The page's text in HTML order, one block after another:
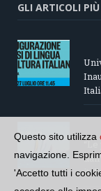
GLI ARTICOLI
Questo sito utilizza
navigazione.
'Accetto tutti i